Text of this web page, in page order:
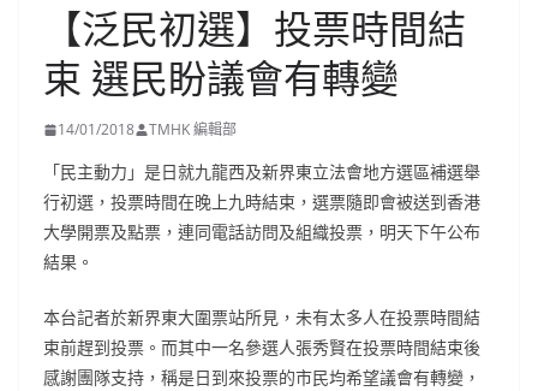
【泛民初選】投票時間結
束 選民盼議會有轉變
14/01/2018 TMHK 編輯部
「民主動力」是日就九龍西及新界東立法會地方選區補選舉
行初選，投票時間在晚上九時結束，選票隨即會被送到香港
大學開票及點票，連同電話訪問及組織投票，明天下午公布
結果。
本台記者於新界東大圍票站所見，未有太多人在投票時間結
束前趕到投票。而其中一名參選人張秀賢在投票時間結束後
感謝團隊支持，稱是日到來投票的市民均希望議會有轉變，